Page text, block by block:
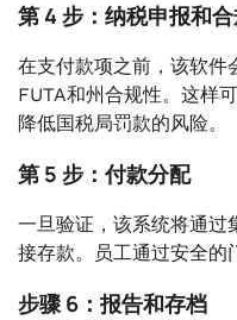
第 4 步：纳税申报和
在支付款项之前，该软件
FUTA和州合规性。这样
降低国税局罚款的风险。
第 5 步：付款分配
一旦验证，该系统将通过
接存款。员工通过安全的
步骤 6：报告和存档